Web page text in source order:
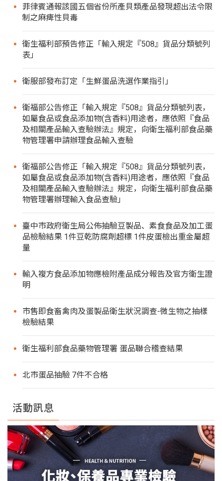
菲律賓通報該國五個省份所產貝類產品發現超出法令限
制之麻痺性貝毒
衛生福利部預告修正「輸入規定『508』貨品分類號列
表」
衛服部發布訂定「生鮮蛋品洗選作業指引」
衛福部公告修正「輸入規定『508』貨品分類號列表，
如屬食品或食品添加物(含香料)用途者，應依照『食品
及相關產品輸入查驗辦法』規定，向衛生福利部食品藥
物管理署申請辦理食品輸入查驗
衛福部公告修正「輸入規定『508』貨品分類號列表，
如屬食品或食品添加物(含香料)用途者，應依照『食品
及相關產品輸入查驗辦法』規定，向衛生福利部食品藥
物管理署辦理輸入食品查驗」
臺中市政府衛生局公佈抽驗豆製品、素食食品及加工蛋
品檢驗結果 1件豆乾防腐劑超標 1件皮蛋檢出重金屬超
量
輸入複方食品添加物應檢附產品成分報告及官方衛生證
明
市售即食畜禽肉及蛋製品衛生狀況調查-微生物之抽樣
檢驗結果
衛生福利部食品藥物管理署 蛋品聯合稽查結果
北市蛋品抽驗 7件不合格
活動訊息